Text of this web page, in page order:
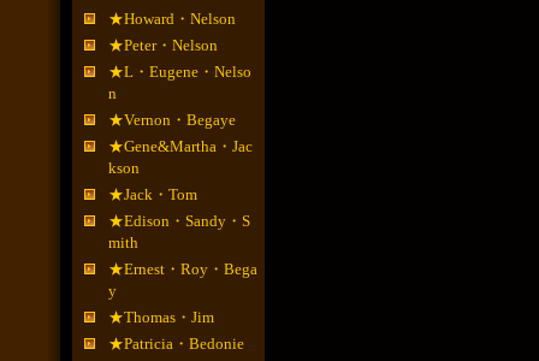
★Howard・Nelson
★Peter・Nelson
★L・Eugene・Nelso
n
★Vernon・Begaye
★Gene&Martha・Jac
kson
★Jack・Tom
★Edison・Sandy・S
mith
★Ernest・Roy・Bega
y
★Thomas・Jim
★Patricia・Bedonie